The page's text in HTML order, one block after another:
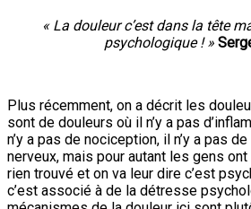
« La douleur c’est dans la tête
psychologique ! »
Plus récemment, on a décrit les
sont de douleurs où il n’y a pas
n’y a pas de nociception, il n’y a pas
nerveux, mais pour autant les gens ont
rien trouvé et on va leur dire c’est
c’est associé à de la détresse